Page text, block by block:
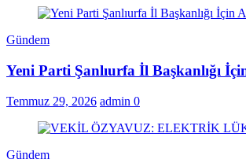
Gündem
Yeni Parti Şanlıurfa İl Başkanlığı
Temmuz 29, 2026 admin 0
Gündem